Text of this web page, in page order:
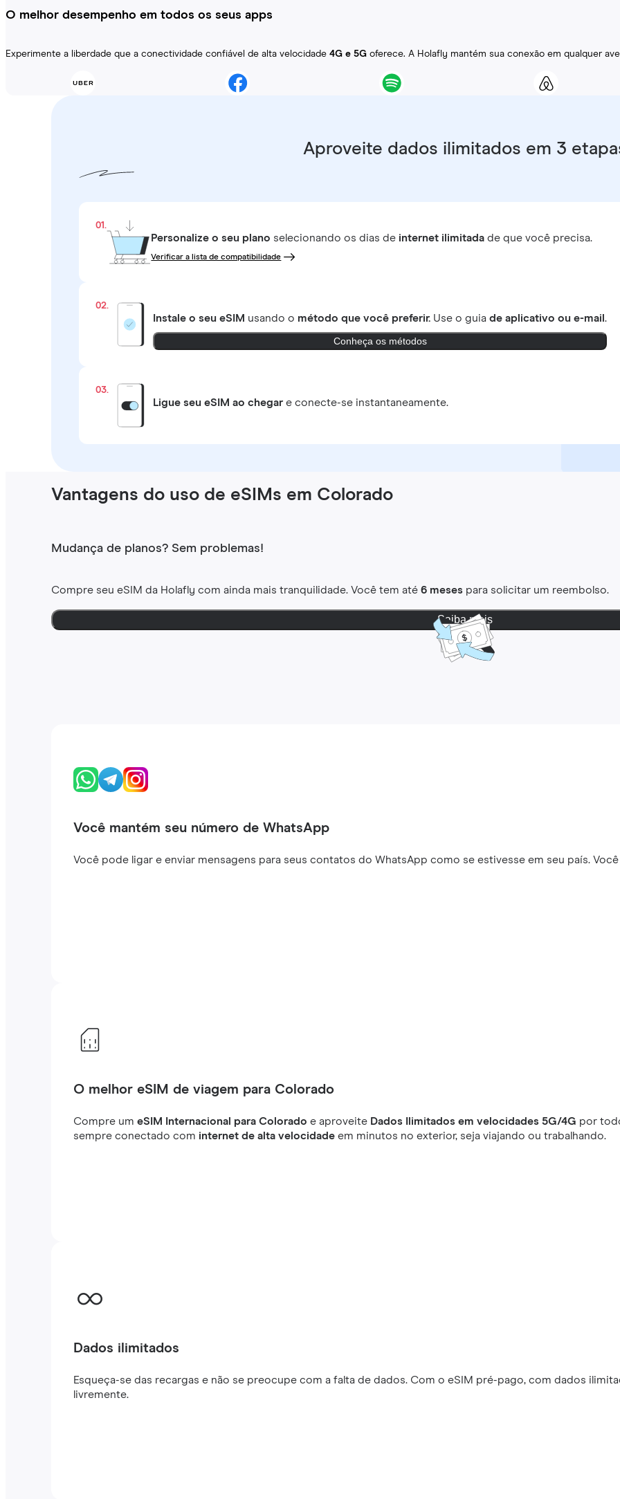
O melhor desempenho em todos os seus apps
Experimente a liberdade que a conectividade confiável de alta velocidade 4G e 5G oferece. A Holafly mantém sua conexão em qualquer
Aproveite dados ilimitados em 3
01.
Personalize o seu plano selecionando os dias de internet ilimitada de que você precisa.
Verificar a lista de compatibilidade
02.
Instale o seu eSIM usando o método que você preferir. Use o guiade aplicativo ou e-mail.
Conheça os métodos
03.
Ligue seu eSIM ao chegar e conecte-se instantaneamente.
Vantagens do uso de eSIMs em Colorado
Mudança de planos? Sem problemas!
Compre seu eSIM da Holafly com ainda mais tranquilidade. Você tem até6 meses para solicitar um reembolso.
Saiba mais
Você mantém seu número de WhatsApp
Você pode ligar e enviar mensagens para seus contatos do WhatsApp como se estivesse em seu país.
O melhor eSIM de viagem para Colorado
Compre umeSIM Internacional para Colorado e aproveite Dados Ilimitados em velocidades 5G/4G por
sempre conectado com internet de alta velocidade em minutos no exterior, seja viajando ou trabalhando.
Dados ilimitados
Esqueça-se das recargas e não se preocupe com a falta de dados. Com o eSIM pré-pago, com dados
livremente.